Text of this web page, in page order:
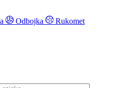
Odbojka
Rukomet